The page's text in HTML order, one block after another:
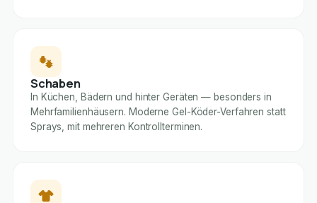
Schaben
In Küchen, Bädern und hinter Geräten — besonders in
Mehrfamilienhäusern. Moderne Gel-Köder-Verfahren statt
Sprays, mit mehreren Kontrollterminen.